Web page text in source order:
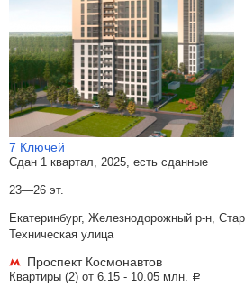
7 Ключей
Сдан 1 квартал, 2025, есть сданные
23—26 эт.
Екатеринбург, Железнодорожный р-н,
Техническая улица
Проспект Космонавтов
Квартиры (2) от 6.15 - 10.05 млн. a